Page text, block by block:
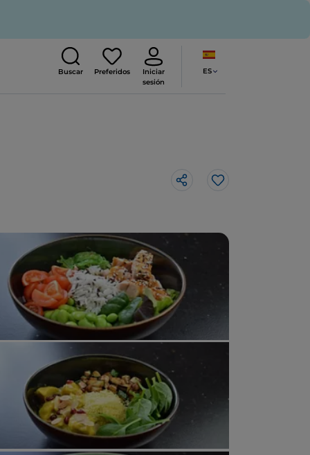
Buscar Preferidos
Iniciar
sesión
ES
Me gusta